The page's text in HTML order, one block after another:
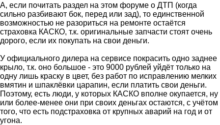
А, если почитать раздел на этом форуме о ДТП (когда
сильно разбивают бок, перед или зад), то единственной
возможностью не разориться на ремонте остаётся
страховка КАСКО, т.к. оригинальные запчасти стоят очень
дорого, если их покупать на свои деньги.
У официального дилера на сервисе покрасить одно заднее
крыло, т.к. оно большое - это 9000 рублей уйдёт только на
одну лишь краску в цвет, без работ по исправлению мелких
вмятин и шпаклёвки царапин, если платить свои деньги.
Поэтому, есть люди, у которых КАСКО вполне окупается, ну
или более-менее они при своих деньгах остаются, с учётом
того, что есть подстраховка от крупных аварий на год и от
угона.